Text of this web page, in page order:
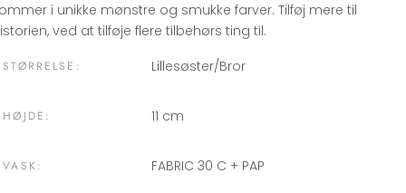
i unikke mønstre og smukke farver. Tilføj mere til
ved at tilføje flere tilbehørs ting til.
STØRRELSE: Lillesøster/Bror
HØJDE: 11 cm
VASK: FABRIC 30 C + PAP